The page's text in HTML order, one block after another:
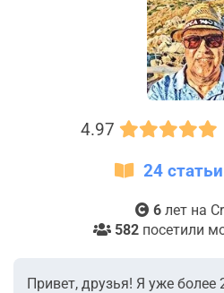
4.97
24
6лет на
582 посетили
Привет, друзья! Я уже более